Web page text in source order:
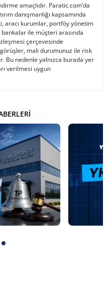
amaçlıdır. Paratic.com’da
danışmanlığı kapsamında
aracı kurumlar, portföy yönetim
ile müşteri arasında
çerçevesinde
mali durumunuz ile risk
Bu nedenle yalnızca burada yer
verilmesi uygun